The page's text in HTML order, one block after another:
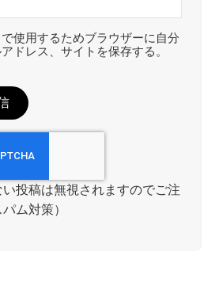
使用するためブラウザーに自分
ドレス、サイトを保存する。
投稿は無視されますのでご注
ム対策）